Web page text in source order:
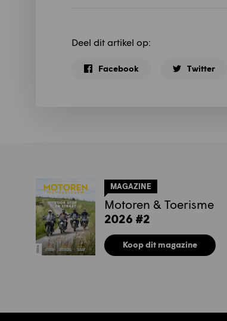
Deel dit artikel op:
Facebook Twitter
MAGAZINE
Motoren & Toerisme
2026 #2
Koop dit magazine